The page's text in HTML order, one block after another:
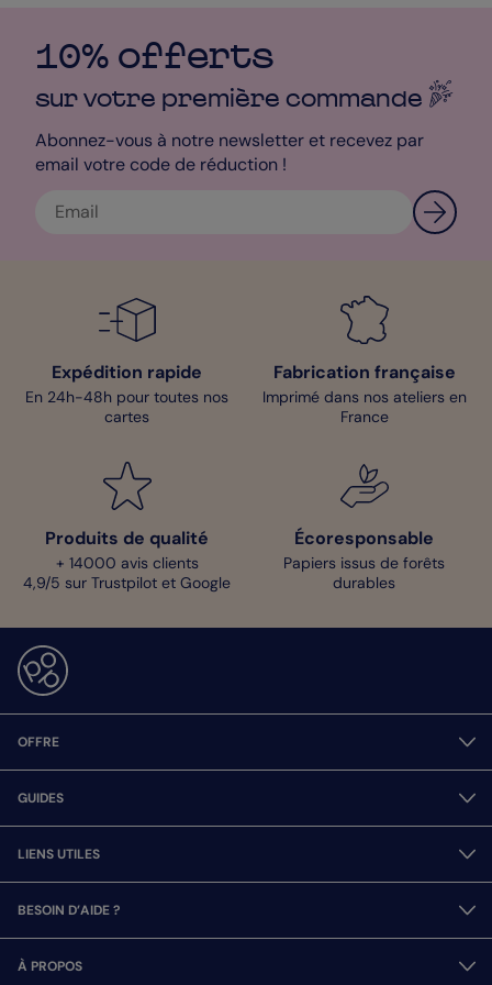
10% offerts
sur votre première commande
Abonnez-vous à notre newsletter et recevez par
email votre code de réduction !
Expédition rapide
En 24h-48h pour toutes nos
cartes
Fabrication française
Imprimé dans nos ateliers en
France
Produits de qualité
+ 14000 avis clients
4,9/5 sur Trustpilot et Google
Écoresponsable
Papiers issus de forêts
durables
OFFRE
GUIDES
LIENS UTILES
BESOIN D’AIDE ?
À PROPOS